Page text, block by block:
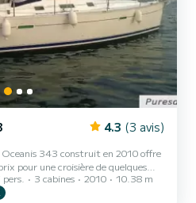
4.3 (3 avis)
343 construit en 2010 offre
pour une croisière de quelques
capacité de 7 personnes. D'une
3 cabines 2010 10.38 m